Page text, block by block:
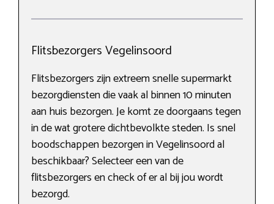
Flitsbezorgers Vegelinsoord
Flitsbezorgers zijn extreem snelle supermarkt
bezorgdiensten die vaak al binnen 10 minuten
aan huis bezorgen. Je komt ze doorgaans tegen
in de wat grotere dichtbevolkte steden. Is snel
boodschappen bezorgen in Vegelinsoord al
beschikbaar? Selecteer een van de
flitsbezorgers en check of er al bij jou wordt
bezorgd.